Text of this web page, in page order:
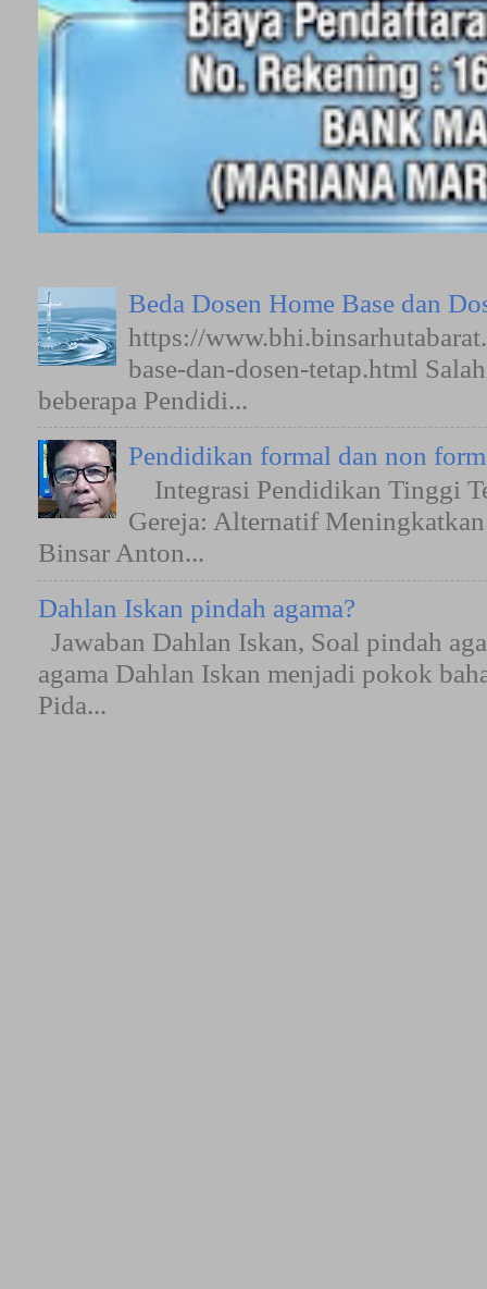
Beda Dosen Home Base dan
https://
base-dan-dosen-tetap.html
beberapa Pendidi...
Pendidikan formal dan non
Integrasi Pendidikan Tinggi
Gereja: Alternatif
Binsar Anton...
Dahlan Iskan pindah agama?
Jawaban Dahlan Iskan, Soal pindah
agama Dahlan Iskan menjadi pokok
Pida...